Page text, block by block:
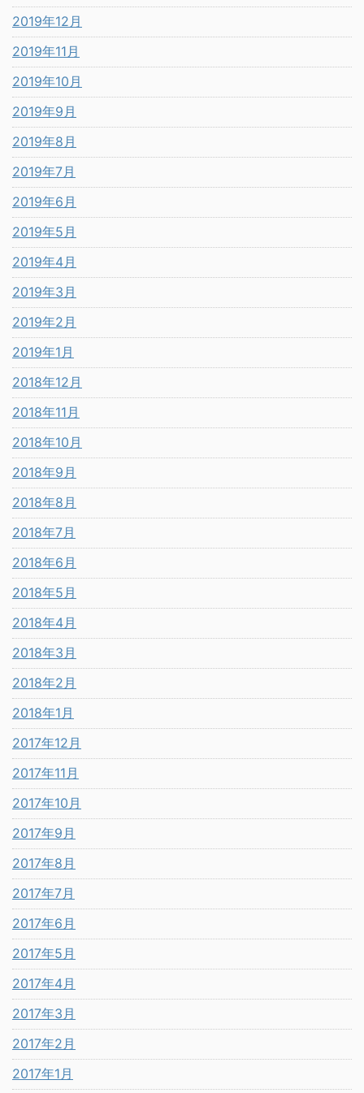
2019年12月
2019年11月
2019年10月
2019年9月
2019年8月
2019年7月
2019年6月
2019年5月
2019年4月
2019年3月
2019年2月
2019年1月
2018年12月
2018年11月
2018年10月
2018年9月
2018年8月
2018年7月
2018年6月
2018年5月
2018年4月
2018年3月
2018年2月
2018年1月
2017年12月
2017年11月
2017年10月
2017年9月
2017年8月
2017年7月
2017年6月
2017年5月
2017年4月
2017年3月
2017年2月
2017年1月